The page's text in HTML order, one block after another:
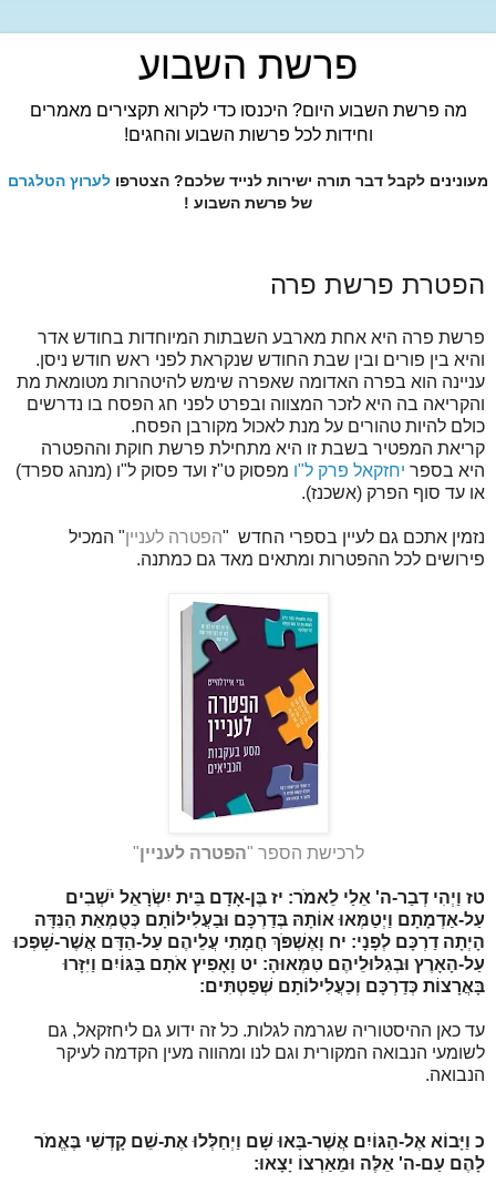
פרשת השבוע
מה פרשת השבוע היום? היכנסו כדי לקרוא תקצירים מאמרים
וחידות לכל פרשות השבוע והחגים!
מעונינים לקבל דבר תורה ישירות לנייד שלכם? הצטרפו לערוץ הטלגרם
של פרשת השבוע !
הפטרת פרשת פרה
פרשת פרה היא אחת מארבע השבתות המיוחדות בחודש אדר
והיא בין פורים ובין שבת החודש שנקראת לפני ראש חודש ניסן.
עניינה הוא בפרה האדומה שאפרה שימש להיטהרות מטומאת מת
והקריאה בה היא לזכר המצווה ובפרט לפני חג הפסח בו נדרשים
כולם להיות טהורים על מנת לאכול מקורבן הפסח.
קריאת המפטיר בשבת זו היא מתחילת פרשת חוקת וההפטרה
היא בספר יחזקאל פרק ל"ו מפסוק ט"ז ועד פסוק ל"ו (מנהג ספרד)
או עד סוף הפרק (אשכנז).
נזמין אתכם גם לעיין בספרי החדש "הפטרה לעניין" המכיל
פירושים לכל ההפטרות ומתאים מאד גם כמתנה.
לרכישת הספר "הפטרה לעניין"
טז וַיְהִי דְבַר-ה' אֵלַי לֵאמֹר: יז בֶּן-אָדָם בֵּית יִשְׂרָאֵל יֹשְׁבִים
עַל-אַדְמָתָם וַיְטַמְּאוּ אוֹתָהּ בְּדַרְכָּם וּבַעֲלִילוֹתָם כְּטֻמְאַת הַנִּדָּה
הָיְתָה דַרְכָּם לְפָנָי: יח וָאֶשְׁפֹּךְ חֲמָתִי עֲלֵיהֶם עַל-הַדָּם אֲשֶׁר-שָׁפְכוּ
עַל-הָאָרֶץ וּבְגִלּוּלֵיהֶם טִמְּאוּהָ: יט וָאָפִיץ אֹתָם בַּגּוֹיִם וַיִּזָּרוּ
בָּאֲרָצוֹת כְּדַרְכָּם וְכַעֲלִילוֹתָם שְׁפַטְתִּים:
עד כאן ההיסטוריה שגרמה לגלות. כל זה ידוע גם ליחזקאל, גם
לשומעי הנבואה המקורית וגם לנו ומהווה מעין הקדמה לעיקר
הנבואה.
כ וַיָּבוֹא אֶל-הַגּוֹיִם אֲשֶׁר-בָּאוּ שָׁם וַיְחַלְּלוּ אֶת-שֵׁם קָדְשִׁי בֶּאֱמֹר
לָהֶם עַם-ה' אֵלֶּה וּמֵאַרְצוֹ יָצָאוּ: